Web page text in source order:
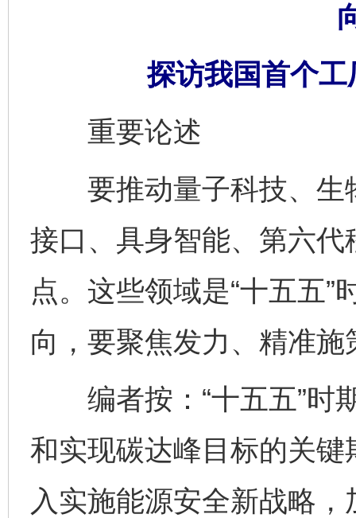
探访我国首个
重要论述
要推动量子科技、生
接口、具身智能、第六
点。这些领域是“十五五
向，要聚焦发力、精准
编者按：“十五五”时
和实现碳达峰目标的关键
入实施能源安全新战略